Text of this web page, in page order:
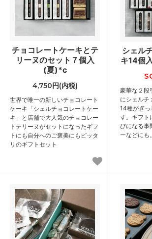
チョコレートケーキとテ
リーヌのセット７個入
(夏)*c
4,750円(内税)
世界で唯一の新しいチョコレート
ケーキ「シェルチョコレートケー
キ」と店舗で大人気のチョコレー
トテリーヌがセットになったギフ
トにも自分へのご褒美にもピッタ
リのギフトセット
シェル
キ14個
豪華な２段
にシェルチ
14種がぎっ
す。ギフト
びになる事
ーなどにも。